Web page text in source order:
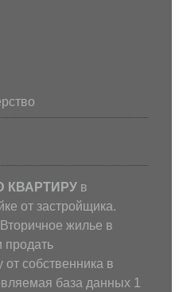
КВАРТИРУв
от застройщика.
жилье в
продать
собственника в
база данных 1